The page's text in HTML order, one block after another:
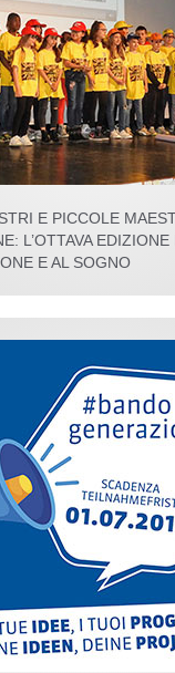
E PICCOLE
L’OTTAVA EDIZIONE
E AL SOGNO